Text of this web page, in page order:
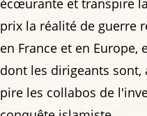
écœurante et transpire
prix la réalité de guerre
en France et en Europe,
dont les dirigeants
pire les collabos de